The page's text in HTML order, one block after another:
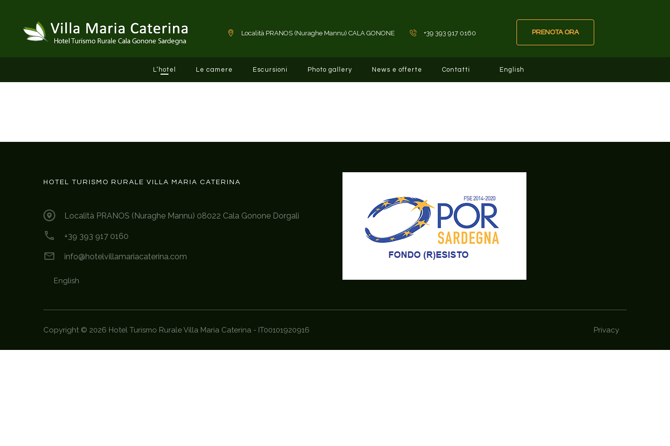
Località PRANOS (Nuraghe Mannu) CALA GONONE +39 393 917 0160 PRENOTA ORA
L’hotel Le camere Escursioni Photo gallery News e offerte Contatti English
HOTEL TURISMO RURALE VILLA MARIA CATERINA
Località PRANOS (Nuraghe Mannu) 08022 Cala Gonone Dorgali
+39 393 917 0160
info@hotelvillamariacaterina.com
English
Copyright © 2026 Hotel Turismo Rurale Villa Maria Caterina - IT00101920916 Privacy